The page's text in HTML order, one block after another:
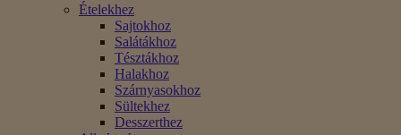
Ételekhez
Sajtokhoz
Salátákhoz
Tésztákhoz
Halakhoz
Szárnyasokhoz
Sültekhez
Desszerthez